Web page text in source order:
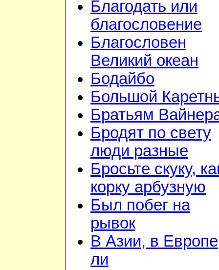
Благодать или
благословение
Благословен
Великий океан
Бодайбо
Большой
Братьям
Бродят по свету
люди разные
Бросьте скуку,
корку арбузную
Был побег на
рывок
В Азии, в Европе
ли